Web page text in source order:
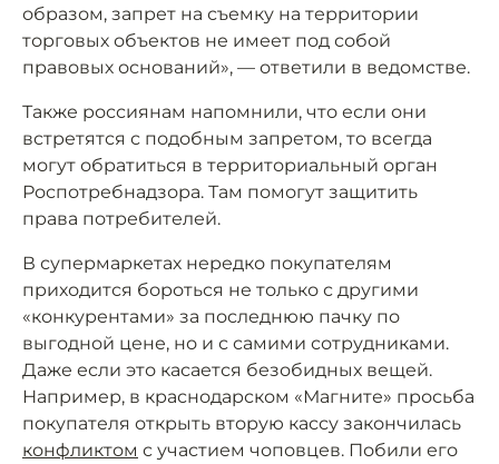
образом, запрет на съемку на территории
торговых объектов не имеет под собой
правовых оснований», — ответили в ведомстве.
Также россиянам напомнили, что если они
встретятся с подобным запретом, то всегда
могут обратиться в территориальный орган
Роспотребнадзора. Там помогут защитить
права потребителей.
В супермаркетах нередко покупателям
приходится бороться не только с другими
«конкурентами» за последнюю пачку по
выгодной цене, но и с самими сотрудниками.
Даже если это касается безобидных вещей.
Например, в краснодарском «Магните» просьба
покупателя открыть вторую кассу закончилась
конфликтом с участием чоповцев. Побили его